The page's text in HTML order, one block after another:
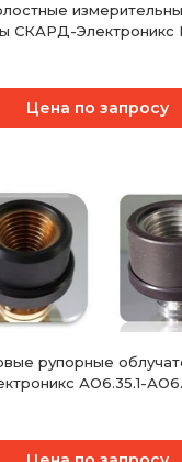
СКАРД-
Цена по запросу
рупорные
АО6.35.1-